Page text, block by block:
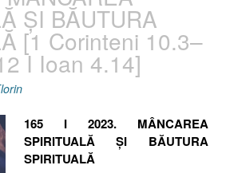
ȘI BĂUTURA
[1 Corinteni 10.3–
I Ioan 4.14]
165 I 2023. MÂNCAREA
SPIRITUALĂ ȘI BĂUTURA
SPIRITUALĂ